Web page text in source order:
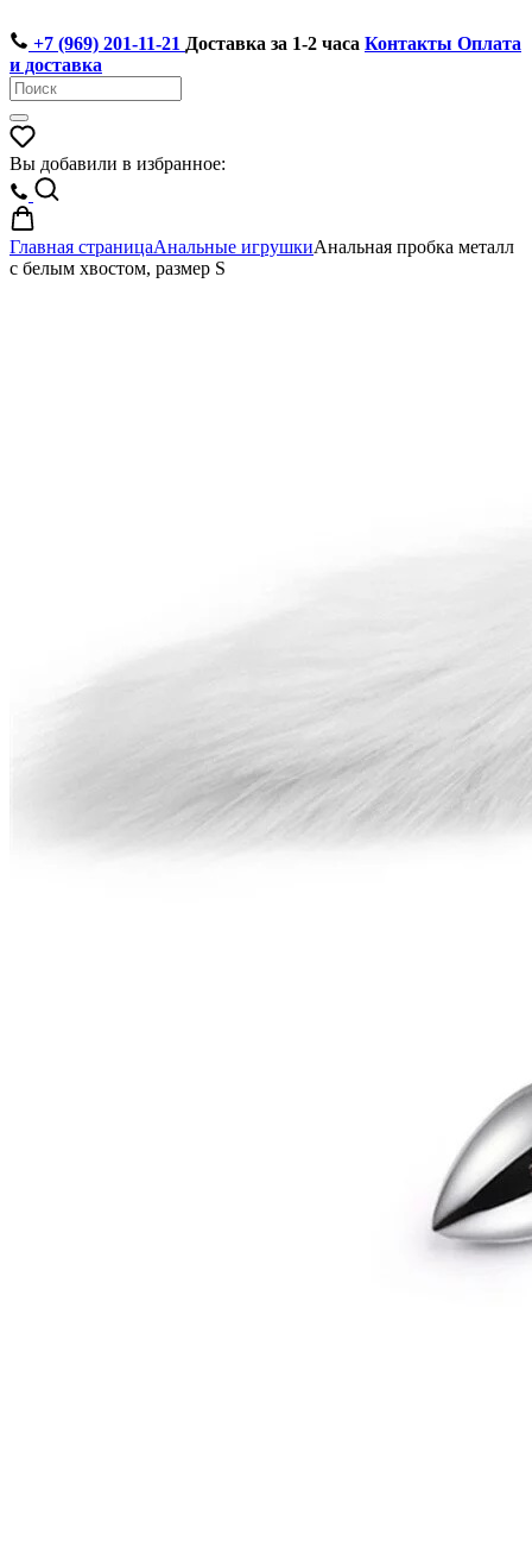
+7 (969) 201-11-21 Доставка за 1-2 часа Контакты Оплата
и доставка
Вы добавили в избранное:
Главная страницаАнальные игрушкиАнальная пробка металл
с белым хвостом, размер S